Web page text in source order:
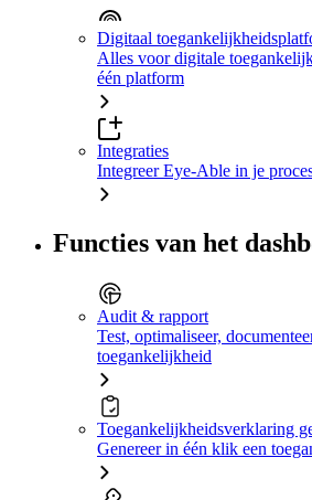
Digitaal
Alles voor digitale
één platform
Integraties
Integreer Eye-Able in je
Functies van het
Audit & rapport
Test, optimaliseer,
toegankelijkheid
Toegankelijkheidsverklaring
Genereer in één klik een